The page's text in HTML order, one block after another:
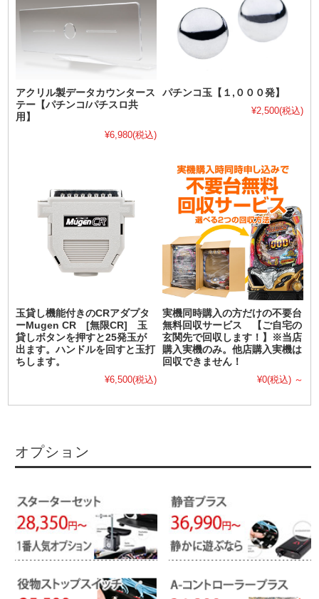
アクリル製データカウンタース
テー【パチンコ/パチスロ共
用】
¥6,980(税込)
パチンコ玉【１,０００発】
¥2,500(税込)
玉貸し機能付きのCRアダプタ
ーMugen CR [無限CR] 玉
貸しボタンを押すと25発玉が
出ます。ハンドルを回すと玉打
ちします。
¥6,500(税込)
実機同時購入の方だけの不要台
無料回収サービス 【ご自宅の
玄関先で回収します！】※当店
購入実機のみ。他店購入実機は
回収できません！
¥0(税込) ～
オプション